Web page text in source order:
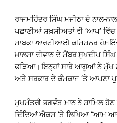
ਰਾਜਮਹਿੰਦਰ ਸਿੰਘ ਮਜੀਠਾ ਦੇ ਨਾਲ-
ਪਛਾਣੀਆਂ ਸ਼ਖ਼ਸੀਅਤਾਂ ਵੀ ‘ਆਪ’
ਸਾਬਕਾ ਆਰਟੀਆਈ ਕਮਿਸ਼ਨਰ
ਖ਼ਾਲਸਾ ਦੀਵਾਨ ਦੇ ਮੈਂਬਰ ਸੁਖਦੀਪ ਸਿੰਘ
ਫੜਿਆ। ਇਨ੍ਹਾਂ ਸਾਰੇ ਆਗੂਆਂ ਨੇ ਮੁੱਖ
ਅਤੇ ਸਰਕਾਰ ਦੇ ਕੰਮਕਾਜ ‘ਤੇ ਆਪਣਾ
ਮੁਖਮੰਤਰੀ ਭਗਵੰਤ ਮਾਨ ਨੇ ਸ਼ਾਮਿਲ
ਦਿੰਦਿਆਂ ਐਕਸ ‘ਤੇ ਲਿਖਿਆ “ਆਮ